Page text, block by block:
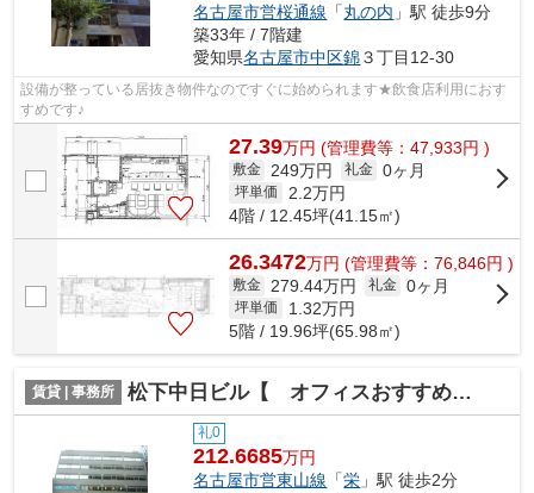
名古屋市営桜通線 「丸の内 」駅 徒歩9分
築33年 / 7階建
愛知県名古屋市中区錦３丁目12-30
設備が整っている居抜き物件なのですぐに始められます★飲食店利用におす
すめです♪
27.39万円 (管理費等：47,933円 )
敷金 249万円 礼金 0ヶ月
坪単価 2.2万円
4階 / 12.45坪(41.15㎡)
26.3472万円 (管理費等：76,846円 )
敷金 279.44万円 礼金 0ヶ月
坪単価 1.32万円
5階 / 19.96坪(65.98㎡)
賃貸 | 事務所 松下中日ビル【 オフィスおすすめ 】
礼0
212.6685万円
名古屋市営東山線 「栄 」駅 徒歩2分